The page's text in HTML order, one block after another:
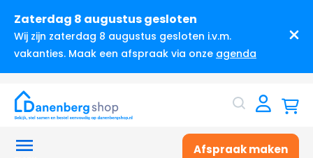
Zaterdag 8 augustus gesloten
Wij zijn zaterdag 8 augustus gesloten i.v.m.
vakanties. Maak een afspraak via onze agenda
Afspraak maken